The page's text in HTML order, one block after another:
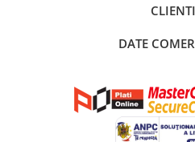
CLIENTI
DATE